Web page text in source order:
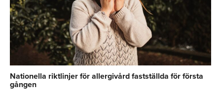
Nationella riktlinjer för allergivård fastställda för första
gången